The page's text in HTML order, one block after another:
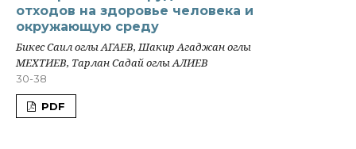
отходов на здоровье человека и
окружающую среду
Бикес Саил оглы АГАЕВ, Шакир Агаджан оглы
МЕХТИЕВ, Тарлан Садай оглы АЛИЕВ
30-38
PDF